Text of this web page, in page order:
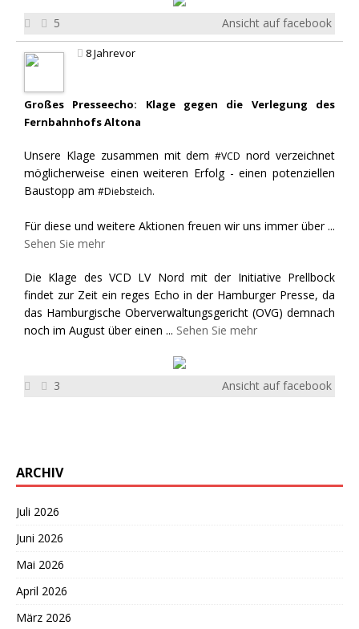
5 Ansicht auf facebook
8 Jahrevor
Großes Presseecho: Klage gegen die Verlegung des
Fernbahnhofs Altona
Unsere Klage zusammen mit dem#VCD nord verzeichnet
möglicherweise einen weiteren Erfolg - einen potenziellen
Baustopp am #Diebsteich.
Für diese und weitere Aktionen freuen wir uns immer über ...
Sehen Sie mehr
Die Klage des VCD LV Nord mit der Initiative Prellbock
findet zur Zeit ein reges Echo in der Hamburger Presse, da
das Hamburgische Oberverwaltungsgericht (OVG) demnach
noch im August über einen ... Sehen Sie mehr
3 Ansicht auf facebook
ARCHIV
Juli 2026
Juni 2026
Mai 2026
April 2026
März 2026